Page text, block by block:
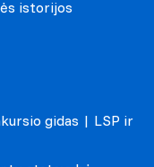
istorijos
gidas | LSP ir